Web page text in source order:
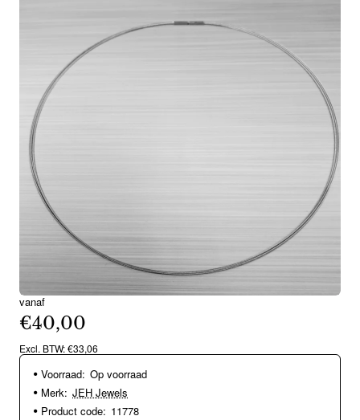
vanaf
€40,00
Excl. BTW: €33,06
Voorraad: Op voorraad
Merk: JEH Jewels
Product code: 11778